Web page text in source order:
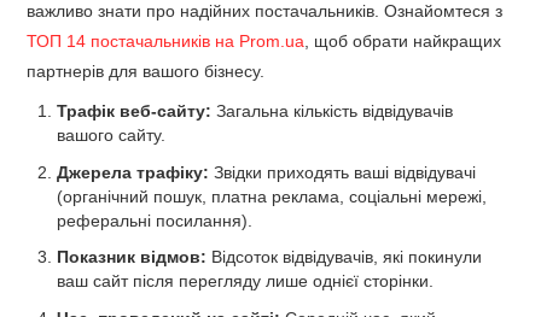
важливо знати про надійних постачальників. Ознайомтеся з
ТОП 14 постачальників на Prom.ua, щоб обрати найкращих
партнерів для вашого бізнесу.
Трафік веб-сайту: Загальна кількість відвідувачів
вашого сайту.
Джерела трафіку: Звідки приходять ваші відвідувачі
(органічний пошук, платна реклама, соціальні мережі,
реферальні посилання).
Показник відмов: Відсоток відвідувачів, які покинули
ваш сайт після перегляду лише однієї сторінки.